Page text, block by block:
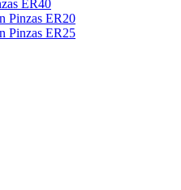
ER40
Pinzas ER20
Pinzas ER25